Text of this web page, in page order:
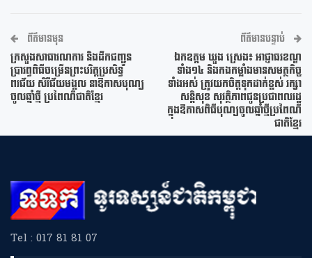
ព័ត៌មានមុន
ក្រសួងសាធារណការ និងដឹកជញ្ជូន
ប្រារព្ធពិធីចម្រើនព្រះបរិត្តប្រសិទ្ធ
ពរជ័យ សិរីជ័យមង្គល នាឱកាសបុណ្យ
ចូលឆ្នាំថ្មី ប្រពៃណីជាតិខ្មែរ
ព័ត៌មានបន្ទាប់
ឯកឧត្តម ឃួង ស្រេង៖ អាជ្ញាធរខណ្ឌ
ទាំង១៤ និងកងកម្លាំងមានសមត្ថកិច្ច
ទាំងអស់ ត្រូវយកចិត្តទុកដាក់ខ្ពស់ រក្សា
សន្តិសុខ សុវត្ថិភាពជូនប្រជាពលរដ្ឋ
ក្នុងឱកាសពិធីបុណ្យចូលឆ្នាំថ្មីប្រពៃណី
ជាតិខ្មែរ
Tel : 017 81 81 07